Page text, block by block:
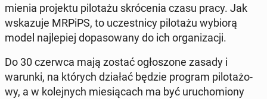
mie­nia pro­jek­tu pi­lo­ta­żu skró­ce­nia czasu pracy. Jak
wska­zu­je MRPiPS, to uczest­ni­cy pi­lo­ta­żu wybiorą
model naj­le­piej do­pa­so­wa­ny do ich or­ga­ni­za­cji.
Do 30 czerwca mają zostać ogło­szo­ne zasady i
warunki, na których działać będzie program pi­lo­ta­żo­
wy, a w ko­lej­nych mie­sią­cach ma być uru­cho­mio­ny